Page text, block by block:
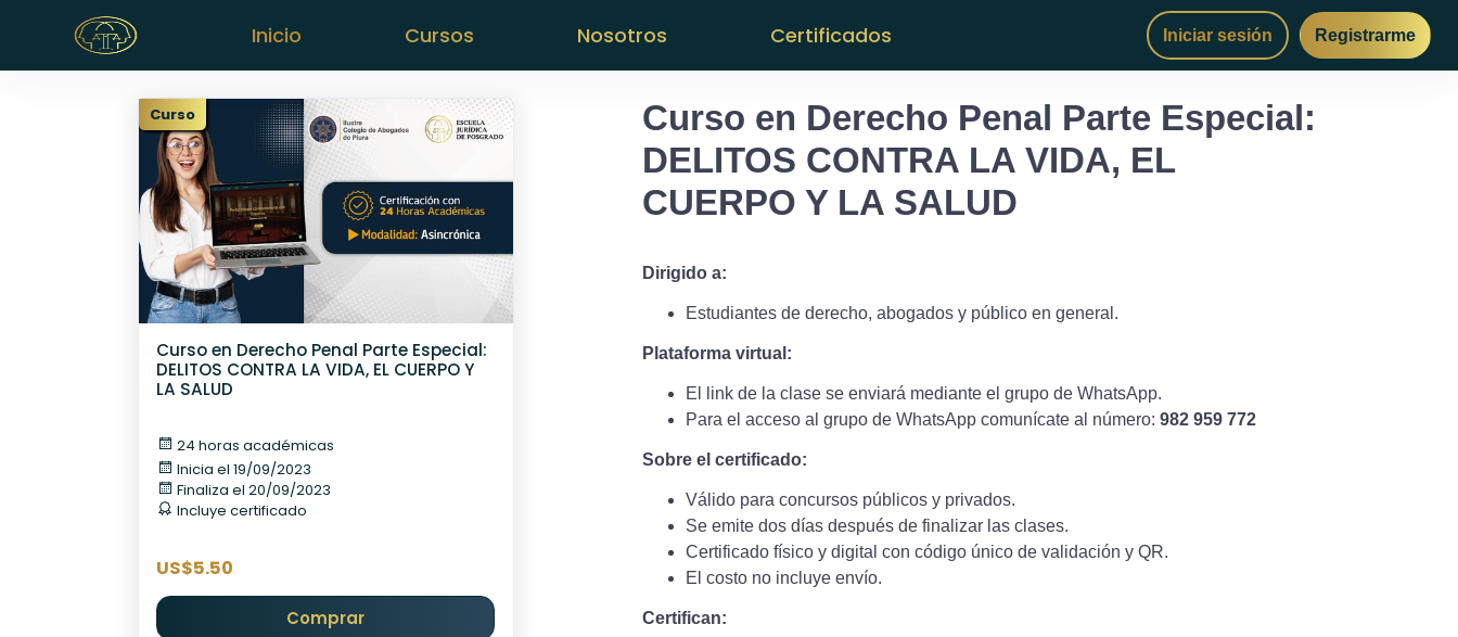
Inicio Cursos Nosotros Certificados Iniciar sesión Registrarme
Curso
Curso en Derecho Penal Parte Especial:
DELITOS CONTRA LA VIDA, EL CUERPO Y
LA SALUD
24 horas académicas
Inicia el 19/09/2023
Finaliza el 20/09/2023
Incluye certificado
US$5.50
Comprar
Curso en Derecho Penal Parte Especial:
DELITOS CONTRA LA VIDA, EL
CUERPO Y LA SALUD
Dirigido a:
Estudiantes de derecho, abogados y público en general.
Plataforma virtual:
El link de la clase se enviará mediante el grupo de WhatsApp.
Para el acceso al grupo de WhatsApp comunícate al número: 982 959 772
Sobre el certificado:
Válido para concursos públicos y privados.
Se emite dos días después de finalizar las clases.
Certificado físico y digital con código único de validación y QR.
El costo no incluye envío.
Certifican: